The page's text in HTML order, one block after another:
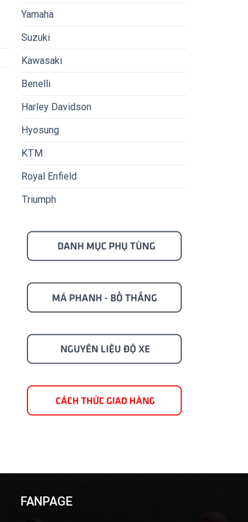
Yamaha
Suzuki
Kawasaki
Benelli
Harley Davidson
Hyosung
KTM
Royal Enfield
Triumph
FANPAGE